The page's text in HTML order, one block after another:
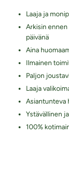
Laaja ja
Arkisin
päivänä
Aina
Ilmainen
Paljon
Laaja
Asiantunteva
Ystävällinen
100%